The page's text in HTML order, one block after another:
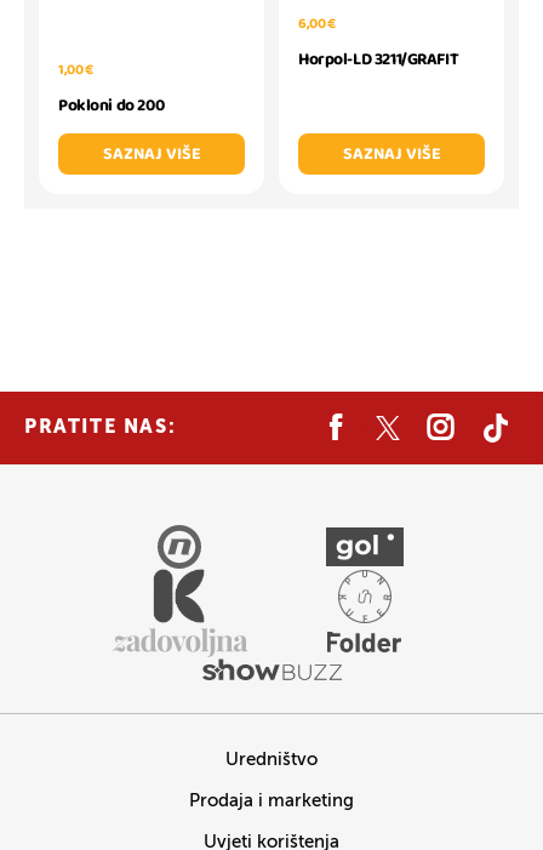
1,00 €
Pokloni do 200
SAZNAJ VIŠE
6,00 €
Horpol-LD 3211/GRAFIT
SAZNAJ VIŠE
PRATITE NAS:
Uredništvo
Prodaja i marketing
Uvjeti korištenja